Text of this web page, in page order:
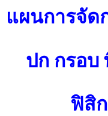
แผนการจัด
ปก กรอบ
ฟิสิ